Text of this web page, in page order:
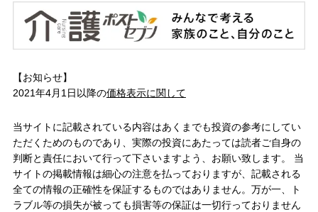
【お知らせ】
2021年4月1日以降の価格表示に関して
当サイトに記載されている内容はあくまでも投資の参考にしてい
ただくためのものであり、実際の投資にあたっては読者ご自身の
判断と責任において行って下さいますよう、お願い致します。 当
サイトの掲載情報は細心の注意を払っておりますが、記載される
全ての情報の正確性を保証するものではありません。万が一、ト
ラブル等の損失が被っても損害等の保証は一切行っておりません